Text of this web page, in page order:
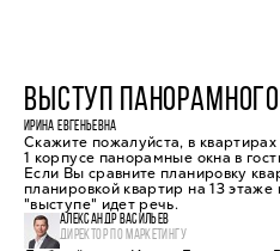
ВЫСТУП
ИРИНА ЕВГЕНЬЕВНА
Скажите пожалуйста, в
1 корпусе панорамные окна в
Если Вы сравните планировку
планировкой квартир на 13
"выступе" идет речь.
АЛЕКСАНДР ВАСИЛЬЕВ
ДИРЕКТОР ПО МАРКЕТИНГУ